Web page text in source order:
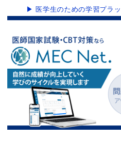
▶ 医学生のための学習プラ